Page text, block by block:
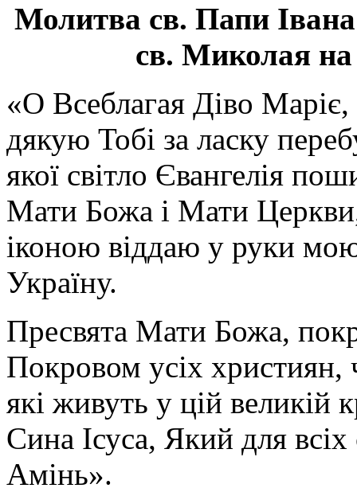
Молитва св. Папи
св. Миколая на
«О Всеблагая Діво
дякую Тобі за ласку
якої світло Євангелія
Мати Божа і Мати
іконою віддаю у руки
Україну.
Пресвята Мати Божа,
Покровом усіх християн,
які живуть у цій великій
Сина Ісуса, Який для
Амінь».